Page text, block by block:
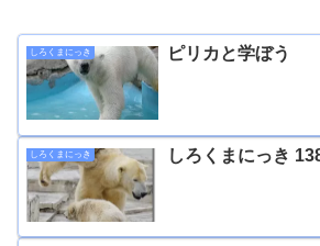
しろくまにっき ピリカと学ぼう
しろくまにっき しろくまにっき